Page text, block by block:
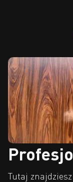
Tutaj